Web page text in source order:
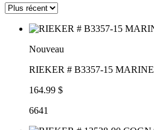
Nouveau
RIEKER # B3357-15 MARINE
164.99 $
6641